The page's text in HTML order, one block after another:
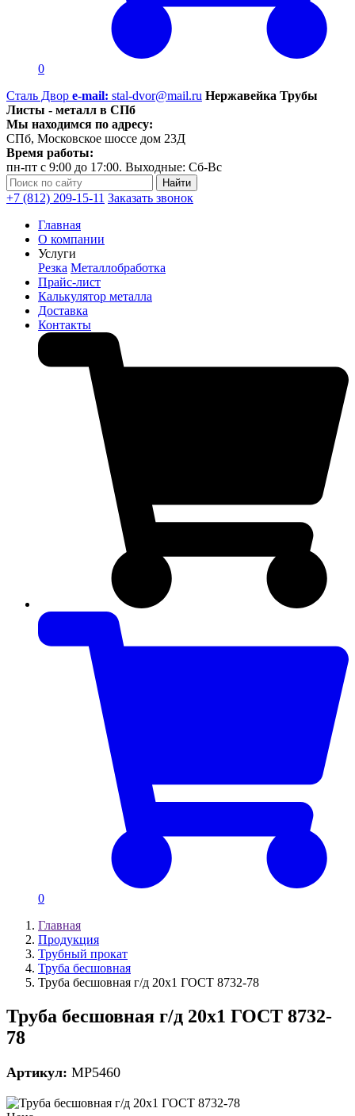
0
Сталь Двор e-mail: stal-dvor@mail.ru Нержавейка Трубы
Листы - металл в СПб
Мы находимся по адресу:
СПб, Московское шоссе дом 23Д
Время работы:
пн-пт с 9:00 до 17:00. Выходные: Сб-Вс
+7 (812) 209-15-11 Заказать звонок
Главная
О компании
Услуги
Резка Металлобработка
Прайс-лист
Калькулятор металла
Доставка
Контакты
0
Главная
Продукция
Трубный прокат
Труба бесшовная
Труба бесшовная г/д 20х1 ГОСТ 8732-78
Труба бесшовная г/д 20х1 ГОСТ 8732-
78
Артикул: MP5460